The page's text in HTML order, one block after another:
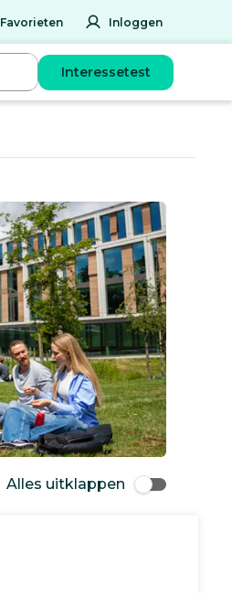
Favorieten Inloggen
Interessetest
Alles uitklappen